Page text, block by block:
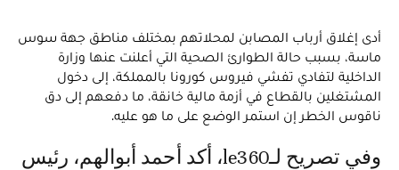
أدى إغلاق أرباب المصابن لمحلاتهم بمختلف مناطق جهة سوس
ماسة، بسبب حالة الطوارئ الصحية التي أعلنت عنها وزارة
الداخلية لتفادي تفشي فيروس كورونا بالمملكة، إلى دخول
المشتغلين بالقطاع في أزمة مالية خانقة، ما دفعهم إلى دق
ناقوس الخطر إن استمر الوضع على ما هو عليه.
وفي تصريح لـle360، أكد أحمد أبوالهم، رئيس